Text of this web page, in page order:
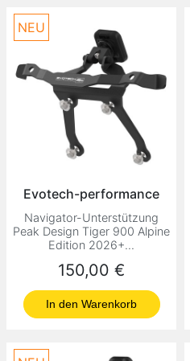
Evotech-performance
Navigator-Unterstützung
Peak Design Tiger 900 Alpine
Edition 2026+...
Preis
150,00 €
In den Warenkorb
NEU